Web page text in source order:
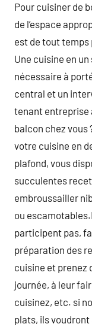
Pour cuisiner de
de l’espace
est de tout temps
Une cuisine en
nécessaire à
central et un
tenant entreprise
balcon chez vous
votre cuisine en
plafond, vous
succulentes
embroussailler
ou
participent pas,
préparation des
cuisine et prenez
journée, à leur
cuisinez, etc. si
plats, ils voudront